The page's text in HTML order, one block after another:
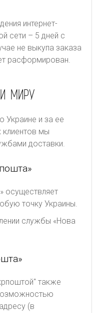
интернет-
сети – 5 дней с
не выкупа заказа
расформирован.
МИРУ
Украине и за ее
мы
доставки.
осуществляет
точку Украины.
службы «Нова
также
(в